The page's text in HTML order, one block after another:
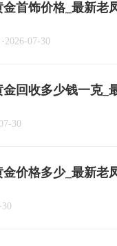
金首饰价格_最新
· 2026-07-30
金回收多少钱一克
30
金价格多少_最新老